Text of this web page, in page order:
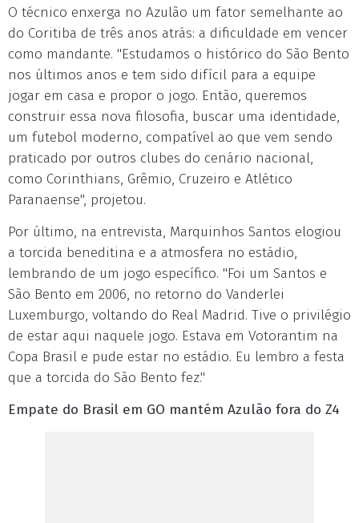
O técnico enxerga no Azulão um fator semelhante ao
do Coritiba de três anos atrás: a dificuldade em vencer
como mandante. "Estudamos o histórico do São Bento
nos últimos anos e tem sido difícil para a equipe
jogar em casa e propor o jogo. Então, queremos
construir essa nova filosofia, buscar uma identidade,
um futebol moderno, compatível ao que vem sendo
praticado por outros clubes do cenário nacional,
como Corinthians, Grêmio, Cruzeiro e Atlético
Paranaense", projetou.
Por último, na entrevista, Marquinhos Santos elogiou
a torcida beneditina e a atmosfera no estádio,
lembrando de um jogo específico. "Foi um Santos e
São Bento em 2006, no retorno do Vanderlei
Luxemburgo, voltando do Real Madrid. Tive o privilégio
de estar aqui naquele jogo. Estava em Votorantim na
Copa Brasil e pude estar no estádio. Eu lembro a festa
que a torcida do São Bento fez."
Empate do Brasil em GO mantém Azulão fora do Z4